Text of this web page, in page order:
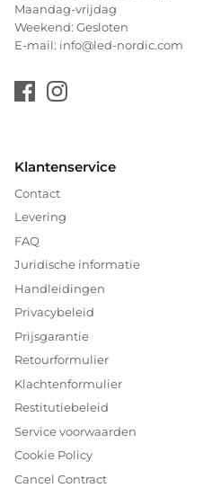
Maandag-vrijdag
Weekend: Gesloten
E-mail: info@led-nordic.com
Klantenservice
Contact
Levering
FAQ
Juridische informatie
Handleidingen
Privacybeleid
Prijsgarantie
Retourformulier
Klachtenformulier
Restitutiebeleid
Service voorwaarden
Cookie Policy
Cancel Contract